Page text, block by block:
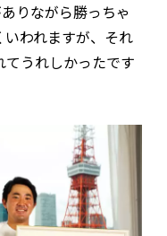
りながら勝っちゃ
われますが、それ
うれしかったです